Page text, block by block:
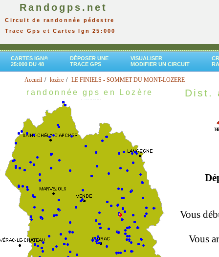
Randogps.net
Circuit de randonnée pédestre
Trace Gps et Cartes Ign 25:000
CARTES IGN®
25:000 DU 48
DÉPOSER UNE
TRACE GPS
VISUALISER
MODIFIER UN CIRCUIT
Accueil lozère LE FINIELS - SOMMET DU MONT-LOZERE
randonnée gps en Lozère Dist.
Vous
Vous